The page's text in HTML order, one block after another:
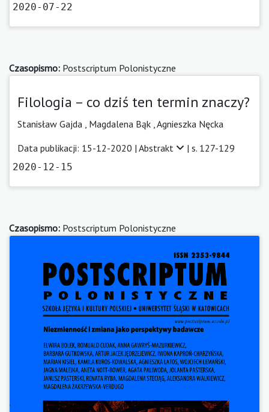
2020-07-22
Czasopismo: Postscriptum Polonistyczne
Filologia – co dziś ten termin znaczy?
Stanisław Gajda Magdalena Bąk Agnieszka Nęcka
Data publikacji: 15-12-2020 | Abstrakt | s. 127-129
2020-12-15
Czasopismo: Postscriptum Polonistyczne